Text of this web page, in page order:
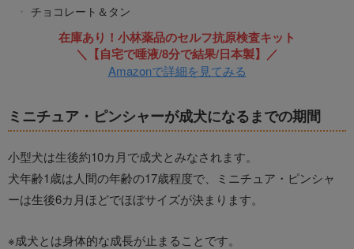
チョコレート＆タン
在庫あり！小林薬品のセルフ抗原検査キット
＼【自宅で唾液/8分で結果/日本製】／
Amazonで詳細を見てみる
ミニチュア・ピンシャーが成犬になるまでの期間
小型犬は生後約10カ月で成犬とみなされます。
犬年齢1歳は人間の年齢の17歳程度で、ミニチュア・ピンシャ
ーは生後6カ月ほどでほぼサイズが決まります。
※成犬とは身体的な成長が止まることです。